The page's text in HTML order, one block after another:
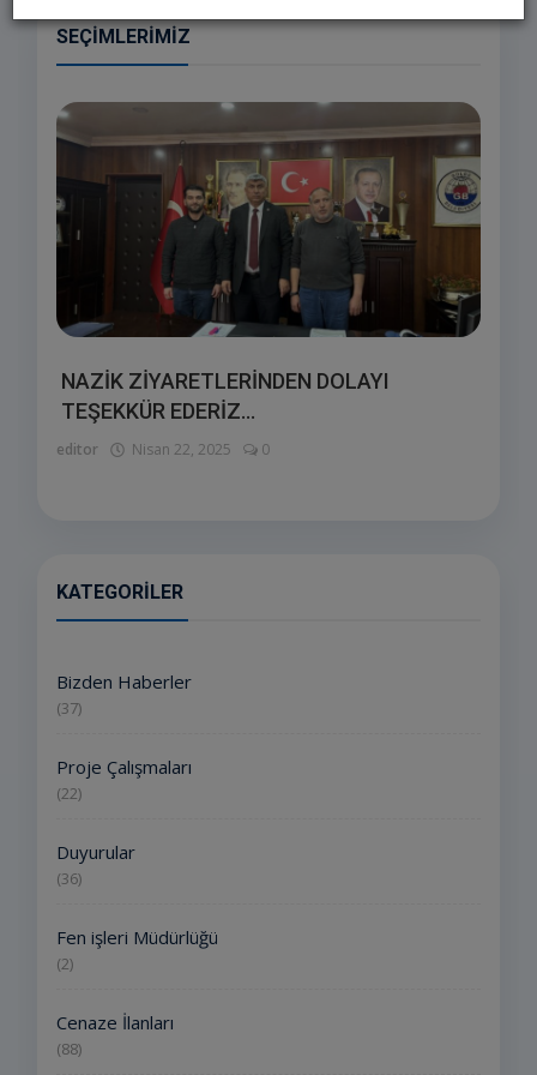
SEÇIMLERIMIZ
NAZİK ZİYARETLERİNDEN DOLAYI
TEŞEKKÜR EDERİZ...
editor Nisan 22, 2025 0
KATEGORILER
Bizden Haberler
(37)
Proje Çalışmaları
(22)
Duyurular
(36)
Fen işleri Müdürlüğü
(2)
Cenaze İlanları
(88)